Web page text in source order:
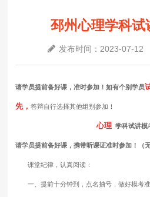
邳州心理学科试
发布时间：2023-07-12
请学员提前备好课，准时参加！如有个别学员
先，答辩自行选择其他组别参加！
心理 学科试讲模
请学员提前备好课，携带听课证准时参加！（
课堂纪律，认真阅读：
一、提前十分钟到，点名抽号，做好模考准